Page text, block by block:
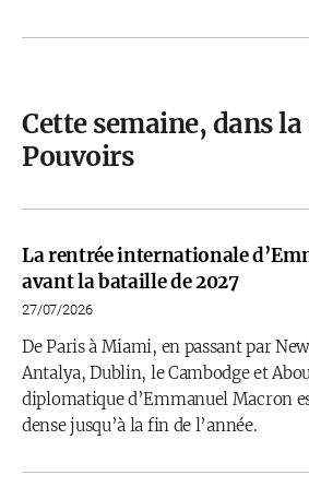
Cette semaine, dans
Pouvoirs
La rentrée internationale
avant la bataille de 2027
27/07/2026
De Paris à Miami, en passant par
Antalya, Dublin, le Cambodge et
diplomatique d’Emmanuel Macron
dense jusqu’à la fin de l’année.